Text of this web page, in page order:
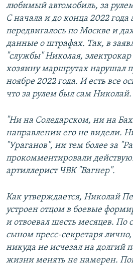
любимый автомобиль, за
С начала и до конца 2022 года
передвигалось по Москве и
данные о штрафах. Так, в
"службы" Николая,
хозяину маршрутах нарушал
ноябре 2022 года. И есть все
что за рулем был сам Николай.
"Ни на Соледарском, ни на
направлении его не видели.
"Ураганов", ни тем более за
прокомментировали
артиллерист ЧВК "Вагнер".
Как утверждается, Николай
устроен отцом в боевые
и отвоевал шесть месяцев. По
сыном пресс-секретаря
никуда не исчезал на долгий
жизни менять не намерен.